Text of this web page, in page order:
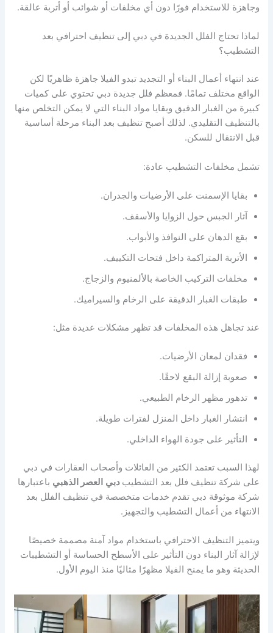
وجاهزة للاستخدام فورًا دون أي مخلفات أو شوائب أو أتربة عالقة.
لماذا تحتاج الفلل الجديدة في دبي إلى تنظيف احترافي بعد
التشطيب؟
عند انتهاء أعمال البناء أو التجديد تبدو الفيلا جاهزة ظاهريًا لكن
الواقع مختلف تمامًا. فمعظم فلل جديدة دبي تحتوي على كميات
كبيرة من الغبار الدقيق وبقايا مواد البناء التي لا يمكن التخلص منها
بالتنظيف التقليدي. لذلك أصبح تنظيف بعد البناء مرحلة أساسية
قبل الانتقال للسكن.
تشمل مخلفات التشطيب عادة:
بقايا الإسمنت على الأرضيات والجدران.
آثار الجبس حول الزوايا والأسقف.
بقع الدهان على النوافذ والأبواب.
الأتربة المتراكمة داخل فتحات التكييف.
مخلفات التركيب الخاصة بالألمنيوم والزجاج.
طبقات الغبار الدقيقة على الرخام والسيراميك.
عند تجاهل هذه المخلفات قد تظهر مشكلات عديدة مثل:
فقدان لمعان الأرضيات.
صعوبة إزالة البقع لاحقًا.
تدهور مظهر الرخام الطبيعي.
انتشار الغبار داخل المنزل لفترات طويلة.
التأثير على جودة الهواء الداخلي.
لهذا السبب تعتمد الكثير من العائلات وأصحاب العقارات في دبي
على شركة تنظيف فلل بعد التشطيب دبي العصر الذهبي باعتبارها
شركة موثوقة دبي تقدم خدمات متخصصة في تنظيف الفلل بعد
الانتهاء من أعمال التشطيب والتجهيز.
ويتميز التنظيف الاحترافي باستخدام مواد آمنة مصممة خصيصًا
لإزالة آثار البناء دون التأثير على الأسطح الحساسة أو التشطيبات
الحديثة وهو ما يمنح الفيلا مظهرًا مثاليًا منذ اليوم الأول.